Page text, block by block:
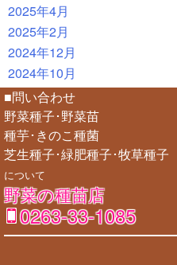
2025年4月
2025年2月
2024年12月
2024年10月
■問い合わせ
野菜種子･野菜苗
種芋･きのこ種菌
芝生種子･緑肥種子･牧草種子
について
野菜の種苗店
0263-33-1085